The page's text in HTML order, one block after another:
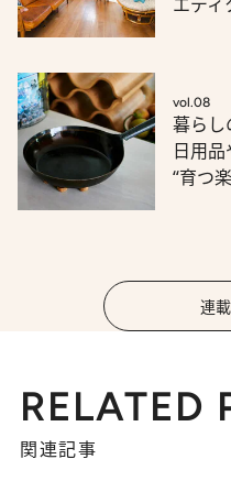
vol.08
暮らし
日用
“育つ
連
RELATED
関連記事